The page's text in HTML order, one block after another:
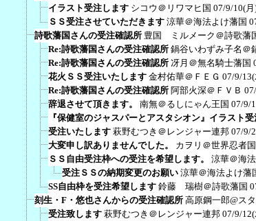
イラスト受注します シコウ＠リワマヒ国 07/9/10(月
ＳＳ受注させていただきます 涼華＠海法よけ藩国
詩歌藩国さんの受注確認所 豊国 ミルメーク＠詩歌藩
Re:詩歌藩国さんの受注確認所 鍋谷いわずみ子名＠
Re:詩歌藩国さんの受注確認所 冴月＠無名騎士藩国
花火ＳＳ受注いたします 金村佑華＠ＦＥＧ 07/9/
Re:詩歌藩国さんの受注確認所 阿部火深＠ＦＶＢ
辞退させて頂きます。
南無＠るしにゃん王国 07/9/
『保健室のジャスパーとアスタシオン』イラスト受
受注いたします 萩野むつき＠レンジャー連邦 07/9/
大変申し訳ありませんでした。
カヲリ＠世界忍者国
ＳＳ自由受注枠への受注を希望します。
涼華＠海
受注ＳＳの納期変更のお願い 涼華＠海法よけ藩
SS自由枠を受注希望します 鈴藤 瑞樹＠詩歌藩国
刻生・F・悠也さんからの受注確認所 高原鋼一郎@ス
受注致します 萩野むつき＠レンジャー連邦 07/9/